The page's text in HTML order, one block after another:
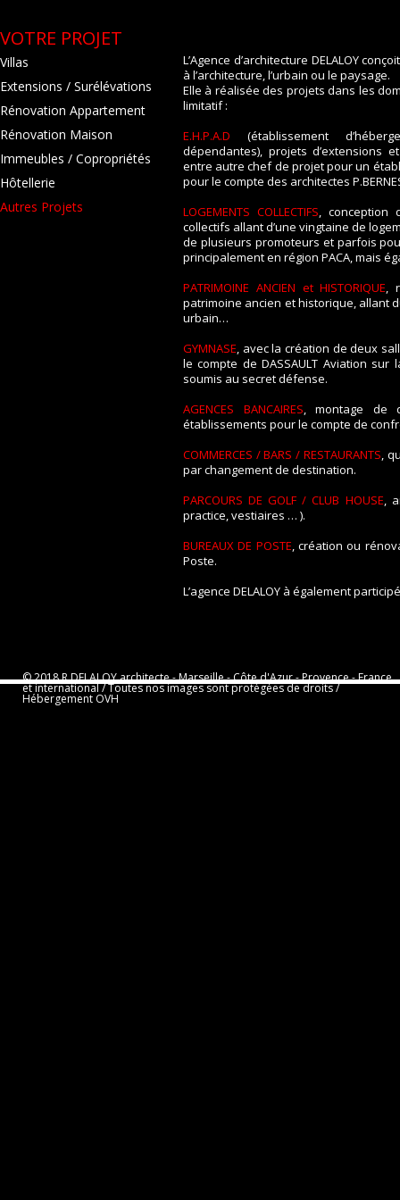
VOTRE PROJET
Villas
Extensions / Surélévations
Rénovation Appartement
Rénovation Maison
Immeubles / Copropriétés
Hôtellerie
Autres Projets
L’Agence d’architecture DELALOY
à l’architecture, l’urbain ou le paysage.
Elle à réalisée des projets dans les
limitatif :
E.H.P.A.D (établissement
dépendantes), projets d’extensions
entre autre chef de projet pour un
pour le compte des architectes
LOGEMENTS COLLECTIFS, conception
collectifs allant d’une vingtaine de
de plusieurs promoteurs et parfois
principalement en région PACA, mais
PATRIMOINE ANCIEN et HISTORIQUE,
patrimoine ancien et historique, allant
urbain…
GYMNASE, avec la création de deux
le compte de DASSAULT Aviation sur
soumis au secret défense.
AGENCES BANCAIRES, montage de
établissements pour le compte de
COMMERCES / BARS / RESTAURANTS,
par changement de destination.
PARCOURS DE GOLF / CLUB HOUSE,
practice, vestiaires … ).
BUREAUX DE POSTE, création ou
Poste.
L’agence DELALOY à également
© 2018 R.DELALOY architecte -­ Marseille -­ Côte d'Azur -­ Provence -­ France
et international / Toutes nos images sont protégées de droits /
Hébergement OVH